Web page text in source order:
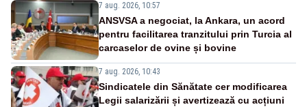
7 aug. 2026, 10:57
ANSVSA a negociat, la Ankara, un acord
pentru facilitarea tranzitului prin Turcia al
carcaselor de ovine și bovine
7 aug. 2026, 10:43
Sindicatele din Sănătate cer modificarea
Legii salarizării și avertizează cu acțiuni